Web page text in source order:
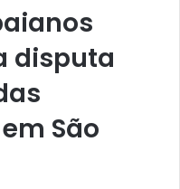
disputa
São